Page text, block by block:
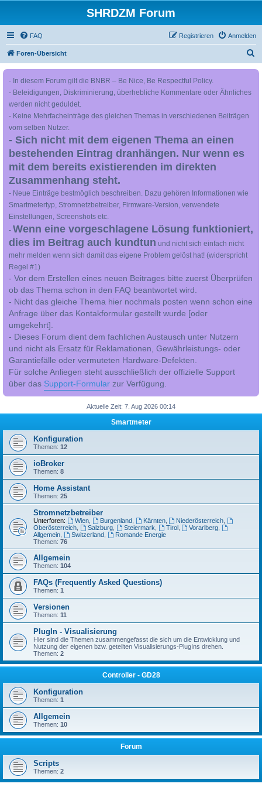
SHRDZM Forum
FAQ Anmelden
Registrieren
Foren-Übersicht
- In diesem Forum gilt die BNBR – Be Nice, Be Respectful Policy.
- Beleidigungen, Diskriminierung, überhebliche Kommentare oder Ähnliches
werden nicht geduldet.
- Keine Mehrfacheinträge des gleichen Themas in verschiedenen Beiträgen
vom selben Nutzer.
- Sich nicht mit dem eigenen Thema an einen
bestehenden Eintrag dranhängen. Nur wenn es
mit dem bereits existierenden im direkten
Zusammenhang steht.
- Neue Einträge bestmöglich beschreiben. Dazu gehören Informationen wie
Smartmetertyp, Stromnetzbetreiber, Firmware-Version, verwendete
Einstellungen, Screenshots etc.
- Wenn eine vorgeschlagene Lösung funktioniert,
dies im Beitrag auch kundtun und nicht sich einfach nicht
mehr melden wenn sich damit das eigene Problem gelöst hat! (widerspricht
Regel #1)
- Vor dem Erstellen eines neuen Beitrages bitte zuerst Überprüfen
ob das Thema schon in den FAQ beantwortet wird.
- Nicht das gleiche Thema hier nochmals posten wenn schon eine
Anfrage über das Kontakformular gestellt wurde [oder
umgekehrt].
- Dieses Forum dient dem fachlichen Austausch unter Nutzern
und nicht als Ersatz für Reklamationen, Gewährleistungs- oder
Garantiefälle oder vermuteten Hardware-Defekten.
Für solche Anliegen steht ausschließlich der offizielle Support
über das Support-Formular zur Verfügung.
Aktuelle Zeit: 7. Aug 2026 00:14
Smartmeter
Konfiguration
Themen: 12
ioBroker
Themen: 8
Home Assistant
Themen: 25
Stromnetzbetreiber
Unterforen: Wien, Burgenland, Kärnten, Niederösterreich
Oberösterreich
Salzburg, Steiermark Tirol, Vorarlberg
Allgemein
Switzerland,
Romande Energie
Themen: 76
Allgemein
Themen: 104
FAQs (Frequently Asked Questions)
Themen: 1
Versionen
Themen: 11
PlugIn - Visualisierung
Hier sind die Themen zusammengefasst die sich um die Entwicklung und
Nutzung der eigenen bzw. geteilten Visualisierungs-PlugIns drehen.
Themen: 2
Controller - GD28
Konfiguration
Themen: 1
Allgemein
Themen: 10
Forum
Scripts
Themen: 2